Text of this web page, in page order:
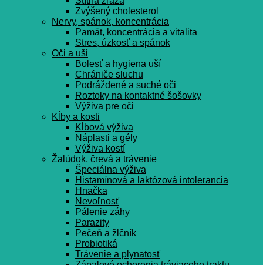
Zvýšený cholesterol
Nervy, spánok, koncentrácia
Pamät, koncentrácia a vitalita
Stres, úzkosť a spánok
Oči a uši
Bolesť a hygiena uší
Chrániče sluchu
Podráždené a suché oči
Roztoky na kontaktné šošovky
Výživa pre oči
Kĺby a kosti
Kĺbová výživa
Náplasti a gély
Výživa kostí
Žalúdok, črevá a trávenie
Špeciálna výživa
Histamínová a laktózová intolerancia
Hnačka
Nevoľnosť
Pálenie záhy
Parazity
Pečeň a žlčník
Probiotiká
Trávenie a plynatosť